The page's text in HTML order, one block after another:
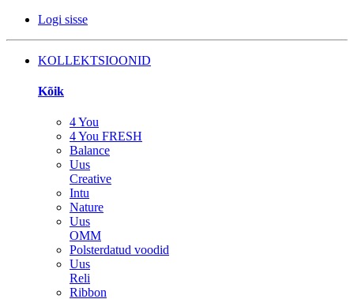
Logi sisse
KOLLEKTSIOONID
Kõik
4 You
4 You FRESH
Balance
Uus
Creative
Intu
Nature
Uus
OMM
Polsterdatud voodid
Uus
Reli
Ribbon